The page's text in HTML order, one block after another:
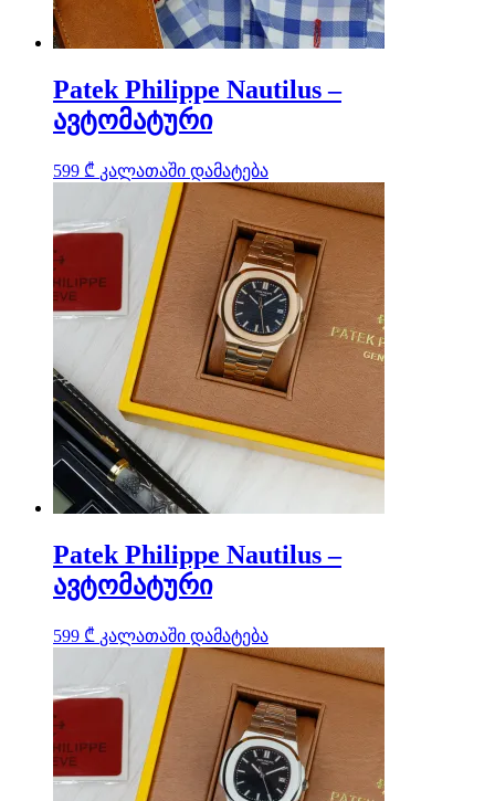
Patek Philippe Nautilus –
ავტომატური
599 ₾ კალათაში დამატება
Patek Philippe Nautilus –
ავტომატური
599 ₾ კალათაში დამატება